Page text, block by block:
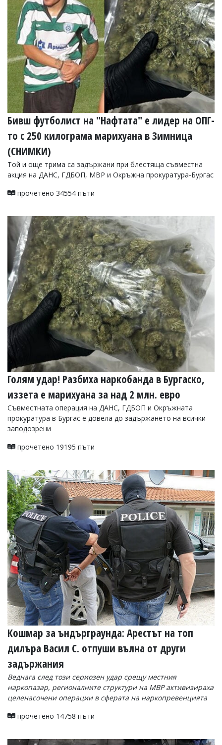
Бивш футболист на "Нафтата" е лидер на ОПГ-
то с 250 килограма марихуана в Зимница
(СНИМКИ)
Той и още трима са задържани при блестяща съвместна
акция на ДАНС, ГДБОП, МВР и Окръжна прокуратура-Бургас
прочетено 34554 пъти
Голям удар! Разбиха наркобанда в Бургаско,
иззета е марихуана за над 2 млн. евро
Съвместната операция на ДАНС, ГДБОП и Окръжната
прокуратура в Бургас е довела до задържането на всички
заподозрени
прочетено 19195 пъти
Кошмар за ъндърграунда: Арестът на топ
дилъра Васил С. отпуши вълна от други
задържания
Веднага след този сериозен удар срещу местния
наркопазар, регионалните структури на МВР активизираха
целенасочени операции в сферата на наркопревенцията
прочетено 14758 пъти